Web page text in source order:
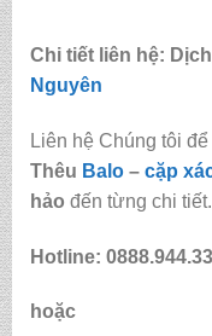
Chi tiết liên hệ:
Nguyên
Liên hệ Chúng tôi
Thêu Balo– cặp
hảo đến từng chi tiết.
Hotline:
hoặc